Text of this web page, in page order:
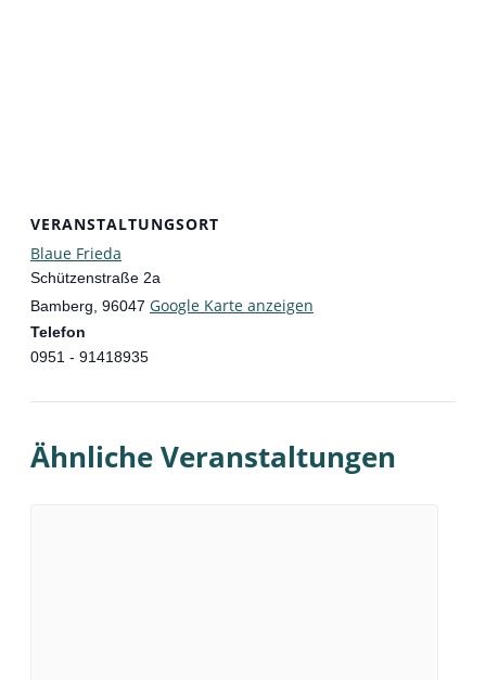
VERANSTALTUNGSORT
Blaue Frieda
Schützenstraße 2a
Bamberg 96047 Google Karte anzeigen
Telefon
0951 - 91418935
Ähnliche Veranstaltungen